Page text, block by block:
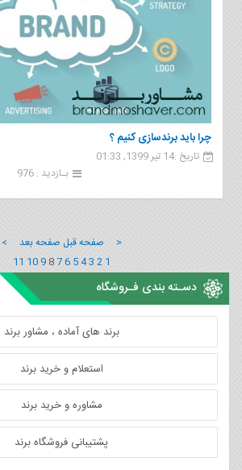
چرا باید برندسازی کنیم ؟
تاریخ :14 تیر 1399, 01:33
بـازدید : 976
< صفحه قبل صفحه بعد >
1
2
3
4
5
6
7
8
9
10
11
دسـته بندی فـروشگاه
برند های آماده ، مشاور برند
استعلام و خرید برند
مشاوره و خرید برند
پشتیبانی فروشگاه برند